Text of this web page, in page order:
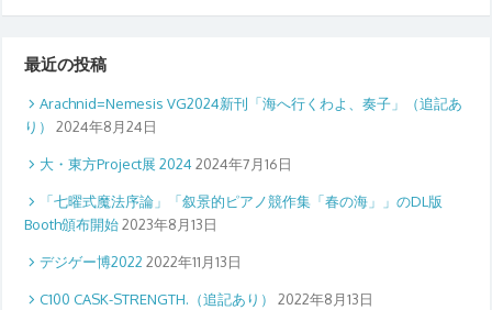
最近の投稿
Arachnid=Nemesis VG2024新刊「海へ行くわよ、奏子」（追記あ
り）
2024年8月24日
大・東方Project展 2024 2024年7月16日
「七曜式魔法序論」「叙景的ピアノ競作集「春の海」」のDL版
Booth頒布開始 2023年8月13日
デジゲー博2022 2022年11月13日
C100 CASK-STRENGTH.（追記あり） 2022年8月13日